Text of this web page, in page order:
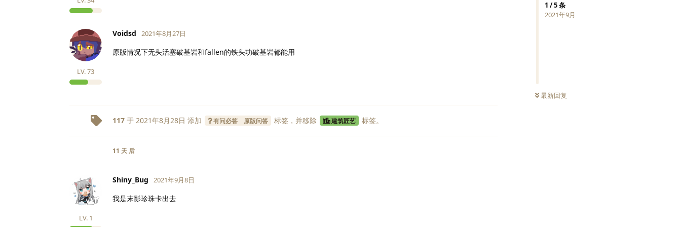
1 /5条
2021年9月
最新回复
Voidsd
LV.73
2021年8月27日
原版情况下无头活塞破基岩和fallen的铁头功破基岩都能用
117 于 2021年8月28日 添加 有问必答 原版问答 标签，并移除 建筑匠艺 标签。
11 天 后
Shiny_Bug
LV. 1
2021年9月8日
我是末影珍珠卡出去